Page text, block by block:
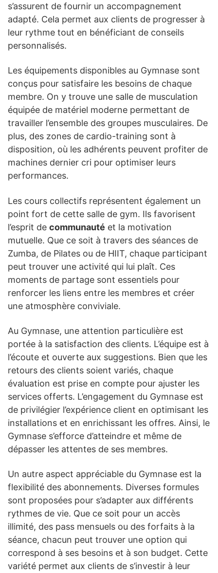
s’assurent de fournir un accompagnement
adapté. Cela permet aux clients de progresser à
leur rythme tout en bénéficiant de conseils
personnalisés.
Les équipements disponibles au Gymnase sont
conçus pour satisfaire les besoins de chaque
membre. On y trouve une salle de musculation
équipée de matériel moderne permettant de
travailler l’ensemble des groupes musculaires. De
plus, des zones de cardio-training sont à
disposition, où les adhérents peuvent profiter de
machines dernier cri pour optimiser leurs
performances.
Les cours collectifs représentent également un
point fort de cette salle de gym. Ils favorisent
l’esprit de communauté et la motivation
mutuelle. Que ce soit à travers des séances de
Zumba, de Pilates ou de HIIT, chaque participant
peut trouver une activité qui lui plaît. Ces
moments de partage sont essentiels pour
renforcer les liens entre les membres et créer
une atmosphère conviviale.
Au Gymnase, une attention particulière est
portée à la satisfaction des clients. L’équipe est à
l’écoute et ouverte aux suggestions. Bien que les
retours des clients soient variés, chaque
évaluation est prise en compte pour ajuster les
services offerts. L’engagement du Gymnase est
de privilégier l’expérience client en optimisant les
installations et en enrichissant les offres. Ainsi, le
Gymnase s’efforce d’atteindre et même de
dépasser les attentes de ses membres.
Un autre aspect appréciable du Gymnase est la
flexibilité des abonnements. Diverses formules
sont proposées pour s’adapter aux différents
rythmes de vie. Que ce soit pour un accès
illimité, des pass mensuels ou des forfaits à la
séance, chacun peut trouver une option qui
correspond à ses besoins et à son budget. Cette
variété permet aux clients de s’investir à leur